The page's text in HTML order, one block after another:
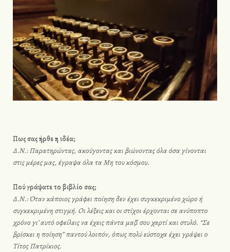
Πως σας ήρθε η ιδέα;
Δ.Ν.:Παρατηρώντας, ακούγοντας και βιώνοντας όλα όσα γίνονται
στις μέρες μας, έγραψα όλα τα Μη του κόσμου.
Πού γράψατε το βιβλίο σας;
Δ.Ν.: Όταν κάποιος γράφει ποίηση δεν έχει συγκεκριμένο χώρο ή
συγκεκριμένη στιγμή. Οι λέξεις και οι στίχοι έρχονται σε ανύποπτο
χρόνο γι’ αυτό οφείλεις να έχεις πάντα μαζί σου χαρτί και στυλό. “Σε
βρίσκει η ποίηση” παντού λοιπόν, όπως πολύ εύστοχα έχει γράψει ο
Τίτος Πατρίκιος.